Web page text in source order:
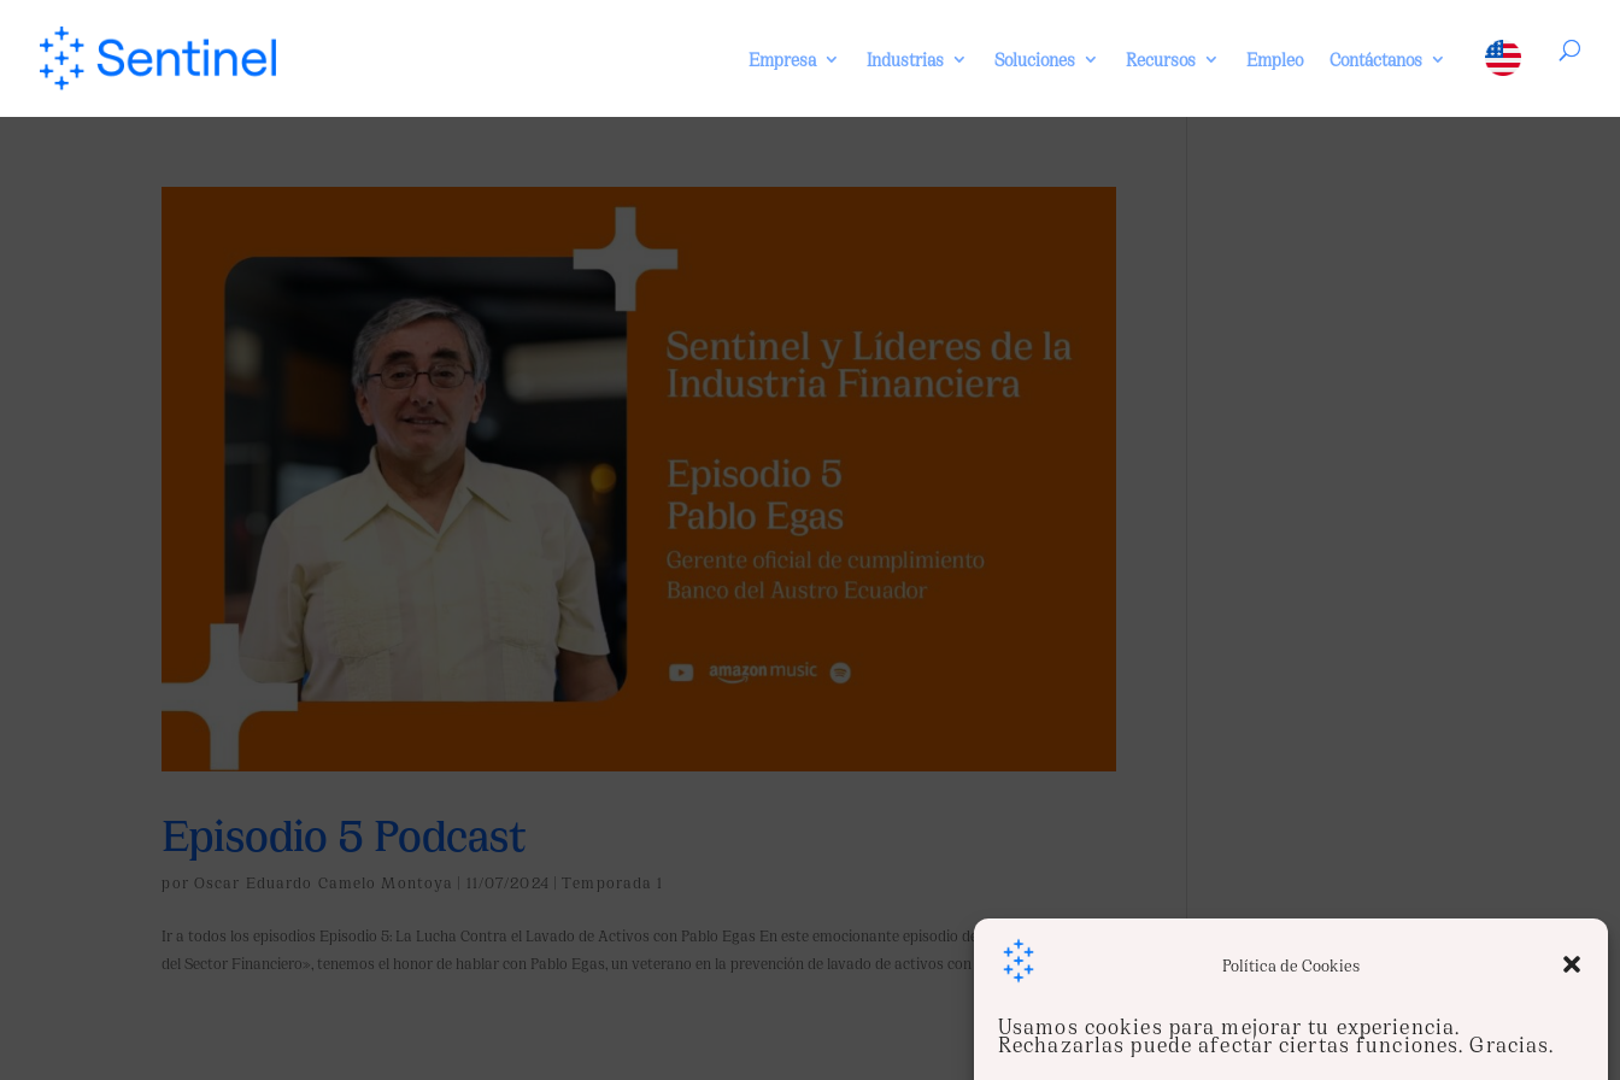
Política de Cookies
Usamos cookies para mejorar tu experiencia.
Rechazarlas puede afectar ciertas funciones. Gracias.
Empresa Industrias Soluciones Recursos Empleo Contáctanos
Episodio 5 Podcast
por Oscar Eduardo Camelo Montoya | 11/07/2024 |Temporada 1
Ir a todos los episodios Episodio 5: La Lucha Contra el Lavado de Activos con Pablo Egas En este emocionante episodio de «Sentinel y Líderes
del Sector Financiero», tenemos el honor de hablar con Pablo Egas, un veterano en la prevención de lavado de activos con una...